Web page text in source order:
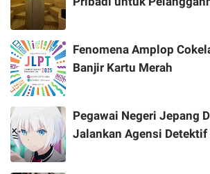
Fenomena Amplop
Banjir Kartu Merah
Pegawai Negeri Jepang
Jalankan Agensi Detektif